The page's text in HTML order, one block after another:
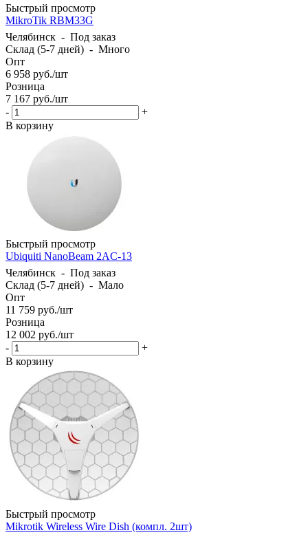
Быстрый просмотр
MikroTik RBM33G
Челябинск - Под заказ
Склад (5-7 дней) - Много
Опт
6 958 руб./шт
Розница
7 167 руб./шт
-
+
В корзину
Быстрый просмотр
Ubiquiti NanoBeam 2AC-13
Челябинск - Под заказ
Склад (5-7 дней) - Мало
Опт
11 759 руб./шт
Розница
12 002 руб./шт
-
+
В корзину
Быстрый просмотр
Mikrotik Wireless Wire Dish (компл. 2шт)